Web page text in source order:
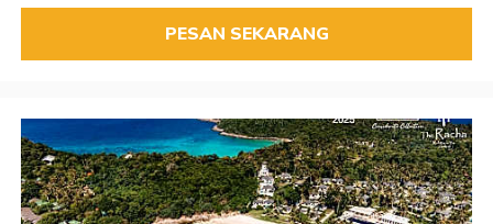
PESAN SEKARANG